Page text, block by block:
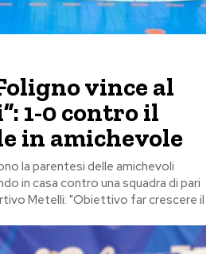
vince al
1-0 contro il
in amichevole
la parentesi delle amichevoli
in casa contro una squadra di pari
Metelli: "Obiettivo far crescere il